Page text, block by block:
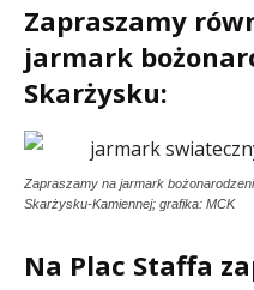
Zapraszamy
jarmark
Skarżysku:
Zapraszamy na jarmark
Skarżysku-Kamiennej; grafika: MCK
Na Plac Staffa